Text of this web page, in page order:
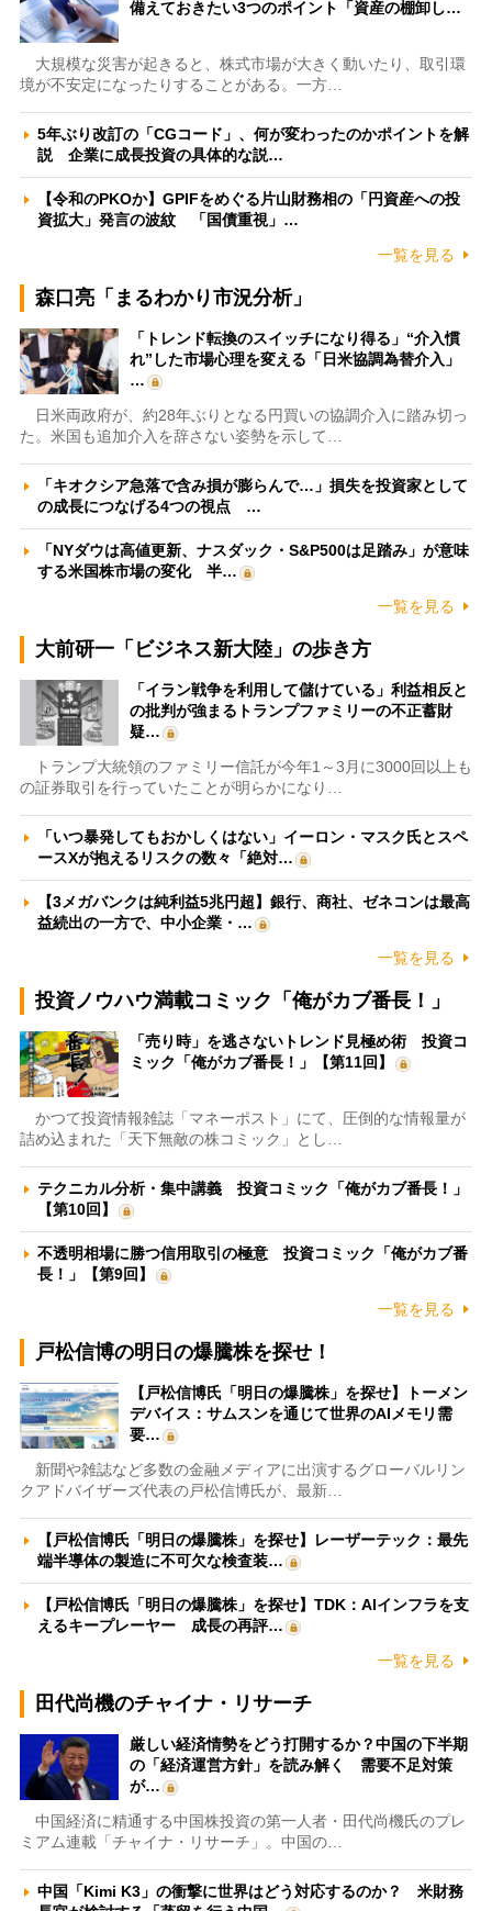
備えておきたい3つのポイント「資産の棚卸し…
大規模な災害が起きると、株式市場が大きく動いたり、取引環
境が不安定になったりすることがある。一方…
5年ぶり改訂の「CGコード」、何が変わったのかポイントを解
説 企業に成長投資の具体的な説…
【令和のPKOか】GPIFをめぐる片山財務相の「円資産への投
資拡大」発言の波紋 「国債重視」…
一覧を見る
森口亮「まるわかり市況分析」
「トレンド転換のスイッチになり得る」“介入慣
れ”した市場心理を変える「日米協調為替介入」
…
日米両政府が、約28年ぶりとなる円買いの協調介入に踏み切っ
た。米国も追加介入を辞さない姿勢を示して…
「キオクシア急落で含み損が膨らんで…」損失を投資家として
の成長につなげる4つの視点 …
「NYダウは高値更新、ナスダック・S&P500は足踏み」が意味
する米国株市場の変化 半…
一覧を見る
大前研一「ビジネス新大陸」の歩き方
「イラン戦争を利用して儲けている」利益相反と
の批判が強まるトランプファミリーの不正蓄財
疑…
トランプ大統領のファミリー信託が今年1～3月に3000回以上も
の証券取引を行っていたことが明らかになり…
「いつ暴発してもおかしくはない」イーロン・マスク氏とスペ
ースXが抱えるリスクの数々「絶対…
【3メガバンクは純利益5兆円超】銀行、商社、ゼネコンは最高
益続出の一方で、中小企業・…
一覧を見る
投資ノウハウ満載コミック「俺がカブ番長！」
「売り時」を逃さないトレンド見極め術 投資コ
ミック「俺がカブ番長！」【第11回】
かつて投資情報雑誌「マネーポスト」にて、圧倒的な情報量が
詰め込まれた「天下無敵の株コミック」とし…
テクニカル分析・集中講義 投資コミック「俺がカブ番長！」
【第10回】
不透明相場に勝つ信用取引の極意 投資コミック「俺がカブ番
長！」【第9回】
一覧を見る
戸松信博の明日の爆騰株を探せ！
【戸松信博氏「明日の爆騰株」を探せ】トーメン
デバイス：サムスンを通じて世界のAIメモリ需
要…
新聞や雑誌など多数の金融メディアに出演するグローバルリン
クアドバイザーズ代表の戸松信博氏が、最新…
【戸松信博氏「明日の爆騰株」を探せ】レーザーテック：最先
端半導体の製造に不可欠な検査装…
【戸松信博氏「明日の爆騰株」を探せ】TDK：AIインフラを支
えるキープレーヤー 成長の再評…
一覧を見る
田代尚機のチャイナ・リサーチ
厳しい経済情勢をどう打開するか？中国の下半期
の「経済運営方針」を読み解く 需要不足対策
が…
中国経済に精通する中国株投資の第一人者・田代尚機氏のプレ
ミアム連載「チャイナ・リサーチ」。中国の…
中国「Kimi K3」の衝撃に世界はどう対応するのか？ 米財務